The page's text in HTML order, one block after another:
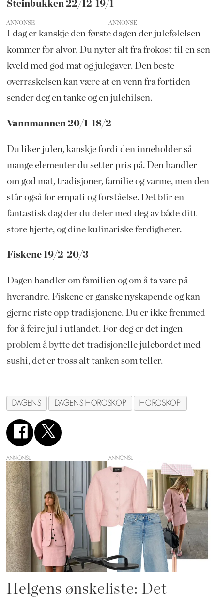
Steinbukken 22/12-19/1
ANNONSE
I dag er kanskje den første dagen der julefølelsen
kommer for alvor. Du nyter alt fra frokost til en sen
kveld med god mat og julegaver. Den beste
overraskelsen kan være at en venn fra fortiden
sender deg en tanke og en julehilsen.
Vannmannen 20/1-18/2
Du liker julen, kanskje fordi den inneholder så
mange elementer du setter pris på. Den handler
om god mat, tradisjoner, familie og varme, men den
står også for empati og forståelse. Det blir en
fantastisk dag der du deler med deg av både ditt
store hjerte, og dine kulinariske ferdigheter.
Fiskene 19/2-20/3
Dagen handler om familien og om å ta vare på
hverandre. Fiskene er ganske nyskapende og kan
gjerne riste opp tradisjonene. Du er ikke fremmed
for å feire jul i utlandet. For deg er det ingen
problem å bytte det tradisjonelle julebordet med
sushi, det er tross alt tanken som teller.
DAGENS DAGENS HOROSKOP HOROSKOP
ANNONSE
Helgens ønskeliste: Det